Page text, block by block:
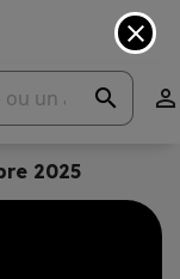
search 
close
2025